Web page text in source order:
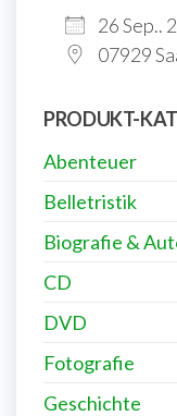
26 Sep..
07929
PRODUKT-
Abenteuer
Belletristik
Biografie &
CD
DVD
Fotografie
Geschichte